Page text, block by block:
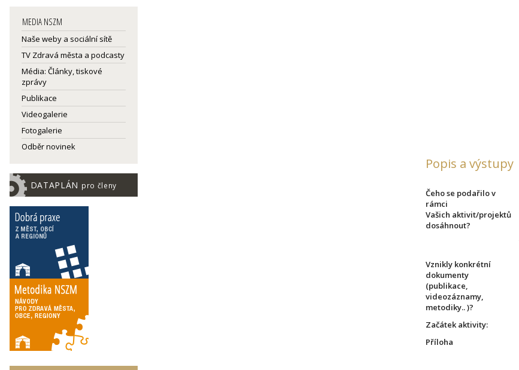
MEDIA NSZM
Naše weby a sociální sítě
TV Zdravá města a podcasty
Média: Články, tiskové
zprávy
Publikace
Videogalerie
Fotogalerie
Odběr novinek
DATAPLÁN pro členy
Popis a výstupy
Čeho se podařilo v
rámci
Vašich aktivit/projektů
dosáhnout?
Vznikly konkrétní
dokumenty
(publikace,
videozáznamy,
metodiky.. )?
Začátek aktivity:
Příloha